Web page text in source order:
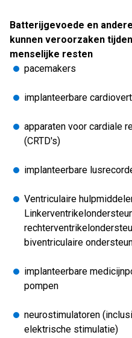
Batterijgevoede en
kunnen veroorzaken
menselijke resten
pacemakers
implanteerbare
apparaten voor cardiale
(CRTD's)
implanteerbare
Ventriculaire
biventriculaire
implanteerbare
pompen
neurostimulatoren
elektrische stimulatie)